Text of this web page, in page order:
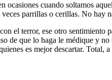
ocasiones cuando soltamos
parrillas o cerillas. No hay
el terror, ese otro sentimiento
de que lo haga le médique y
es mejor descartar. Total,